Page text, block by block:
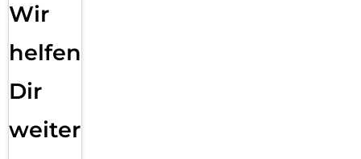
Wir
helfen
Dir
weiter